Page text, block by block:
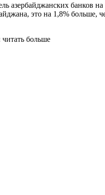
азербайджанских банков
это на 1,8% больше,
больше